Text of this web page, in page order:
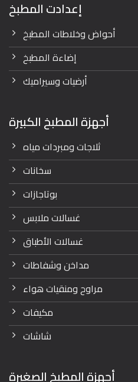
إعدادت المطبخ
أحواض وخلاطات المطبخ
إضاءة المطبخ
أرضيات وسيراميك
أجهزة المطبخ الكبيرة
ثلاجات ومبردات مياه
سخانات
بوتاجازات
غسالات ملابس
غسالات الأطباق
مداخن وشفاطات
مراوح ومنقيات هواء
مكيفات
شاشات
أجهزة المطبخ الصغيرة